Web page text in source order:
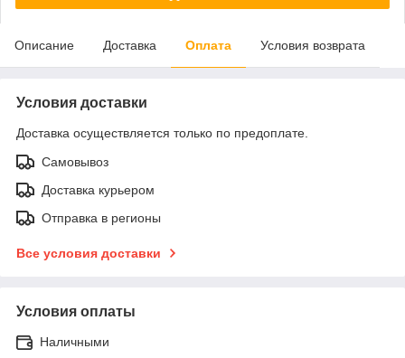
Описание Доставка Оплата Условия возврата
Условия доставки
Доставка осуществляется только по предоплате.
Самовывоз
Доставка курьером
Отправка в регионы
Все условия доставки
Условия оплаты
Наличными